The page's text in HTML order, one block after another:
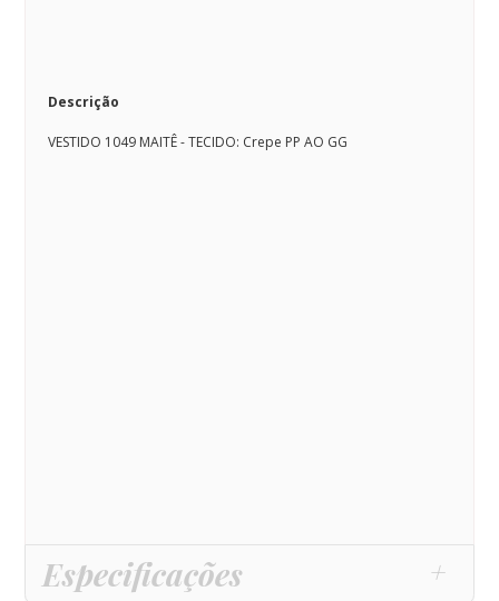
Descrição
VESTIDO 1049 MAITÊ - TECIDO: Crepe PP AO GG
Especificações